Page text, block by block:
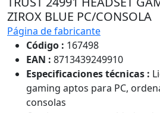
ZIROX BLUE PC/CONSOLA
Página de fabricante
Código : 167498
EAN : 8713439249910
Especificaciones técnicas :
gaming aptos para PC,
consolas